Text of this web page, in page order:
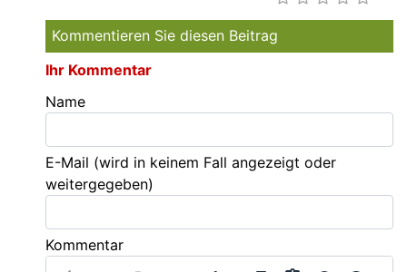
Kommentieren Sie diesen Beitrag
Ihr Kommentar
Name
E-Mail (wird in keinem Fall angezeigt oder
weitergegeben)
Kommentar